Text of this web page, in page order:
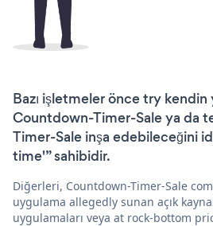
Bazı işletmeler önce try kendin
Countdown-Timer-Sale ya da
Timer-Sale inşa edebileceğini
time'” sahibidir.
Diğerleri, Countdown-Timer-Sale
uygulama allegedly sunan açık
uygulamaları veya at rock-bottom